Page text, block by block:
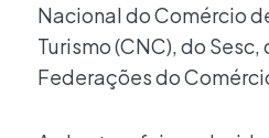
Nacional do Comércio
Turismo (CNC), do Sesc,
Federações do